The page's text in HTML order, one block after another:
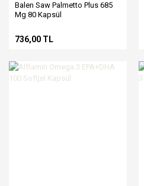
Balen Saw Palmetto Plus 685
Mg 80 Kapsül
736,00 TL